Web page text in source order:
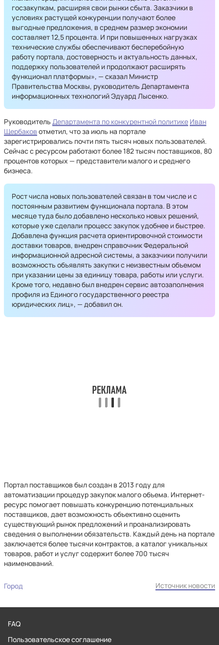
госзакупкам, расширяя свои рынки сбыта. Заказчики в
условиях растущей конкуренции получают более
выгодные предложения, в среднем размер экономии
составляет 12,5 процента. И при повышенных нагрузках
технические службы обеспечивают бесперебойную
работу портала, достоверность и актуальность данных,
поддержку пользователей и продолжают расширять
функционал платформы», — сказал Министр
Правительства Москвы, руководитель Департамента
информационных технологий Эдуард Лысенко.
Руководитель Департамента по конкурентной политике Иван
Щербаков отметил, что за июль на портале
зарегистрировались почти пять тысяч новых пользователей.
Сейчас с ресурсом работают более 182 тысяч поставщиков, 80
процентов которых — представители малого и среднего
бизнеса.
Рост числа новых пользователей связан в том числе и с
постоянным развитием функционала портала. В этом
месяце туда было добавлено несколько новых решений,
которые уже сделали процесс закупок удобнее и быстрее.
Добавлена функция расчета ориентировочной стоимости
доставки товаров, внедрен справочник Федеральной
информационной адресной системы, а заказчики получили
возможность объявлять закупки с неизвестным объемом
при указании цены за единицу товара, работы или услуги.
Кроме того, недавно был внедрен сервис автозаполнения
профиля из Единого государственного реестра
юридических лиц», — добавил он.
Портал поставщиков был создан в 2013 году для
автоматизации процедур закупок малого объема. Интернет-
ресурс помогает повышать конкуренцию потенциальных
поставщиков, дает возможность объективно оценить
существующий рынок предложений и проанализировать
сведения о выполнении обязательств. Каждый день на портале
заключается более тысячи контрактов, а каталог уникальных
товаров, работ и услуг содержит более 700 тысяч
наименований.
Город Источник новости
FAQ
Пользовательское соглашение